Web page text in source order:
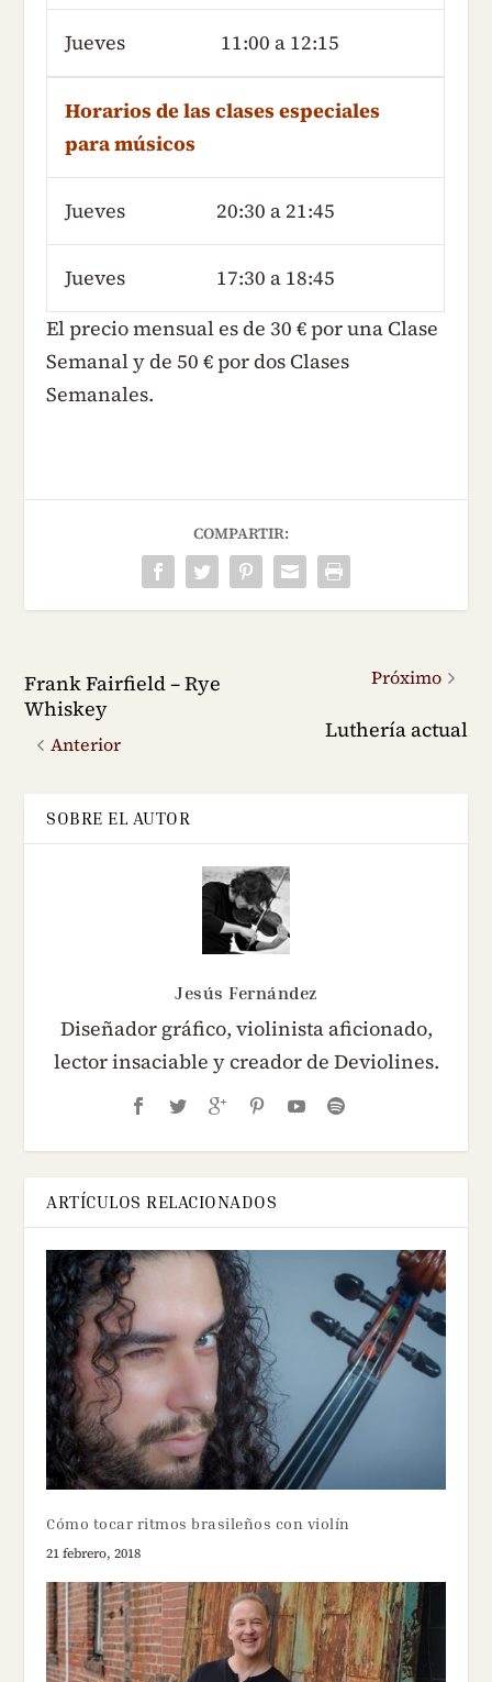
Jueves 11:00 a 12:15
Horarios de las clases especiales
para músicos
Jueves 20:30 a 21:45
Jueves
17:30 a 18:45
El precio mensual es de 30 € por una Clase
Semanal y de 50 € por dos Clases
Semanales.
COMPARTIR:
Frank Fairfield – Rye
Whiskey
Anterior
Próximo
Luthería actual
SOBRE EL AUTOR
Jesús Fernández
Diseñador gráfico, violinista aficionado,
lector insaciable y creador de Deviolines.
ARTÍCULOS RELACIONADOS
Cómo tocar ritmos brasileños con violín
21 febrero, 2018